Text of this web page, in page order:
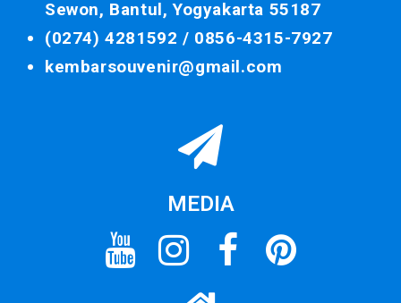
Sewon, Bantul, Yogyakarta 55187
(0274) 4281592 / 0856-4315-7927
kembarsouvenir@gmail.com
MEDIA